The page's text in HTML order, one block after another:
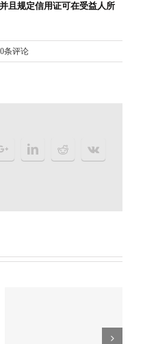
且规定信用证可在受益人所
0条评论